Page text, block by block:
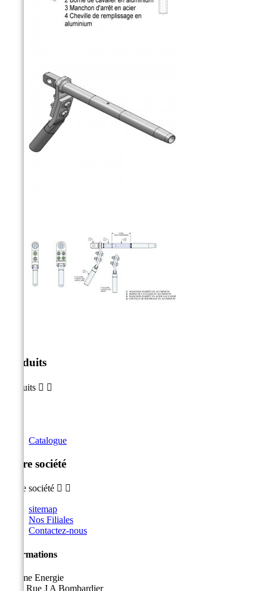
Produits
Produits  
Catalogue
Notre société
Notre société  
sitemap
Nos Filiales
Contactez-nous
Informations
Sicame Energie
5400 Rue J A Bombardier